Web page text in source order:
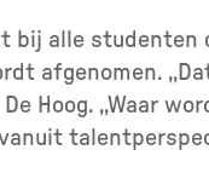
bij alle studenten
afgenomen.
Hoog. ,,Waar